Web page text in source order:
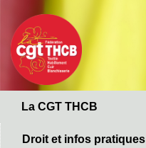
contenu
principal
La CGT THCB
Droit et infos pratiques